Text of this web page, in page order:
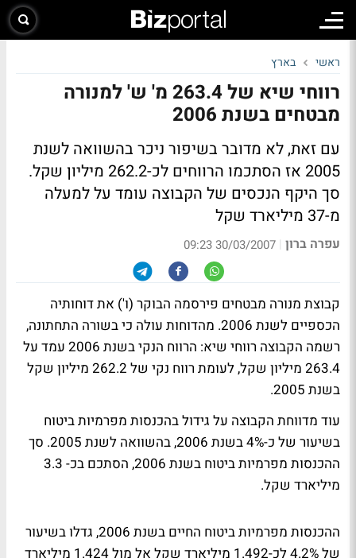
ראשי בארץ
רווחי שיא של 263.4 מ' ש' למנורה
מבטחים בשנת 2006
עם זאת, לא מדובר בשיפור ניכר בהשוואה לשנת
2005 אז הסתכמו הרווחים לכ-262.2 מיליון שקל.
סך היקף הנכסים של הקבוצה עומד על למעלה
מ-37 מיליארד שקל
עפרה ברון |
30/03/2007 09:23
קבוצת מנורה מבטחים פירסמה הבוקר (ו') את דוחותיה
הכספיים לשנת 2006. מהדוחות עולה כי בשורה התחתונה,
רשמה הקבוצה רווחי שיא: הרווח הנקי בשנת 2006 עמד על
263.4 מיליון שקל, לעומת רווח נקי של 262.2 מיליון שקל
בשנת 2005.
עוד מדווחת הקבוצה על גידול בהכנסות מפרמיות ביטוח
בשיעור של כ-4% בשנת 2006, בהשוואה לשנת 2005. סך
ההכנסות מפרמיות ביטוח בשנת 2006, הסתכם בכ- 3.3
מיליארד שקל.
ההכנסות מפרמיות ביטוח החיים בשנת 2006, גדלו בשיעור
של 4.2% לכ-1.492 מיליארד שקל אל מול 1.424 מיליארד